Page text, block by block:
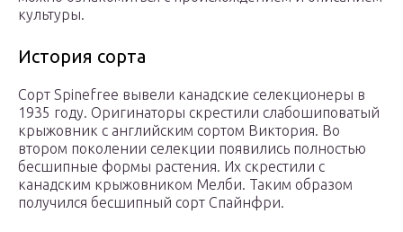
культуры.
История сорта
Сорт Spinefree вывели канадские селекционеры в
1935 году. Оригинаторы скрестили слабошиповатый
крыжовник с английским сортом Виктория. Во
втором поколении селекции появились полностью
бесшипные формы растения. Их скрестили с
канадским крыжовником Мелби. Таким образом
получился бесшипный сорт Спайнфри.